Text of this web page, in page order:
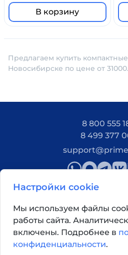
В корзину
Предлагаем купить
Новосибирске по цене от
8 800 555
8 499 377
Как
Настройки cookie
Мы используем файлы
работы сайта.
включены. Подробнее в
конфиденциальности.